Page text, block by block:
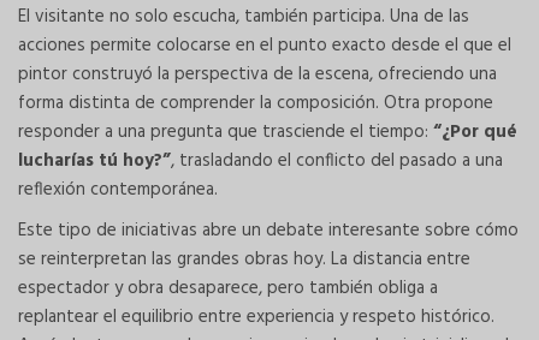
El visitante no solo escucha, también participa. Una de las
acciones permite colocarse en el punto exacto desde el que el
pintor construyó la perspectiva de la escena, ofreciendo una
forma distinta de comprender la composición. Otra propone
responder a una pregunta que trasciende el tiempo: “¿Por qué
lucharías tú hoy?”, trasladando el conflicto del pasado a una
reflexión contemporánea.
Este tipo de iniciativas abre un debate interesante sobre cómo
se reinterpretan las grandes obras hoy. La distancia entre
espectador y obra desaparece, pero también obliga a
replantear el equilibrio entre experiencia y respeto histórico.